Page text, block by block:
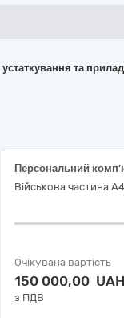
устаткування та
Персональний
Військова частина
Очікувана вартість
150 000,00 UAH
з ПДВ